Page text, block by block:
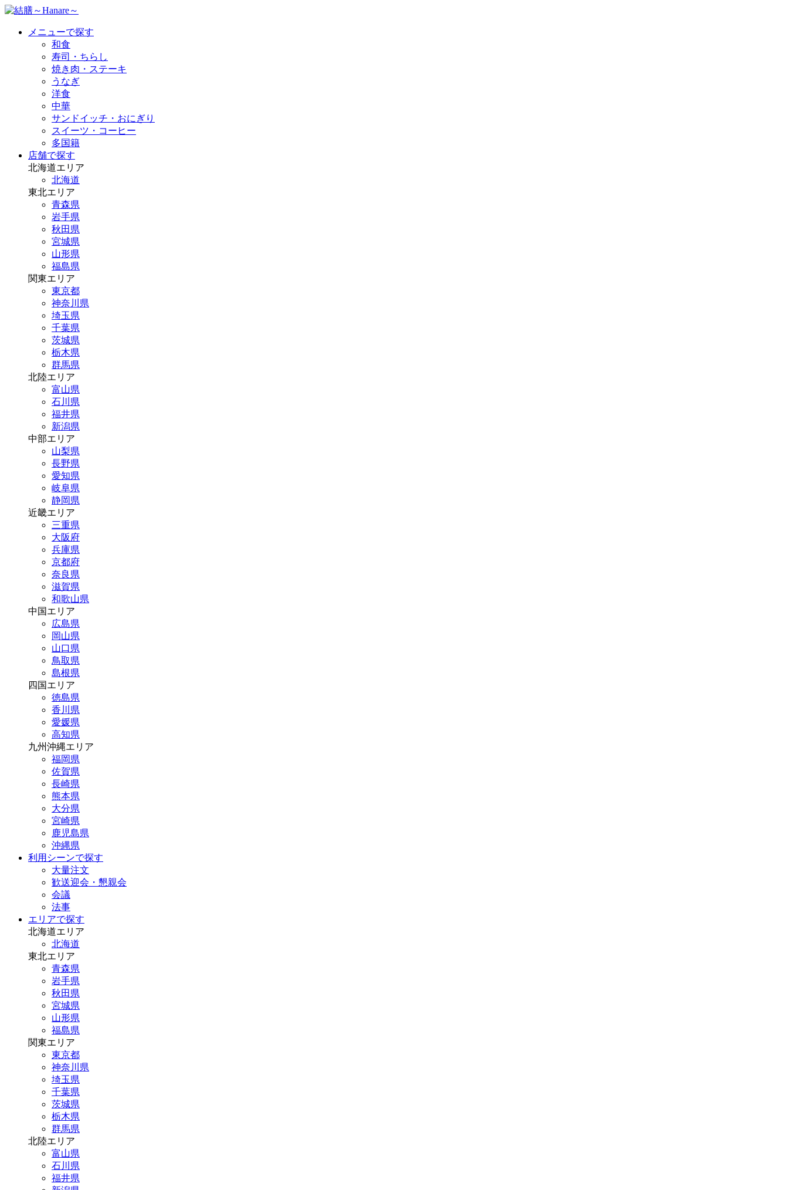
メニューで探す
和食
寿司・ちらし
焼き肉・ステーキ
うなぎ
洋食
中華
サンドイッチ・おにぎり
スイーツ・コーヒー
多国籍
店舗で探す
北海道エリア
北海道
東北エリア
青森県
岩手県
秋田県
宮城県
山形県
福島県
関東エリア
東京都
神奈川県
埼玉県
千葉県
茨城県
栃木県
群馬県
北陸エリア
富山県
石川県
福井県
新潟県
中部エリア
山梨県
長野県
愛知県
岐阜県
静岡県
近畿エリア
三重県
大阪府
兵庫県
京都府
奈良県
滋賀県
和歌山県
中国エリア
広島県
岡山県
山口県
鳥取県
島根県
四国エリア
徳島県
香川県
愛媛県
高知県
九州沖縄エリア
福岡県
佐賀県
長崎県
熊本県
大分県
宮崎県
鹿児島県
沖縄県
利用シーンで探す
大量注文
歓送迎会・懇親会
会議
法事
エリアで探す
北海道エリア
北海道
東北エリア
青森県
岩手県
秋田県
宮城県
山形県
福島県
関東エリア
東京都
神奈川県
埼玉県
千葉県
茨城県
栃木県
群馬県
北陸エリア
富山県
石川県
福井県